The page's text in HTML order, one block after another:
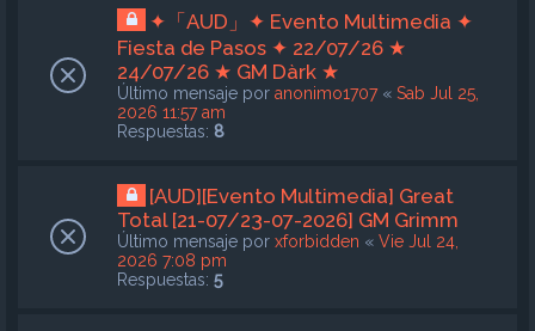
✦「AUD」✦ Evento Multimedia ✦
Fiesta de Pasos ✦ 22/07/26 ★
24/07/26 ★ GM Dàrk ★
Último mensaje por anonimo1707« Sab Jul 25,
2026 11:57 am
Respuestas: 8
[AUD][Evento Multimedia] Great
Total [21-07/23-07-2026] GM Grimm
Último mensaje por xforbidden « Vie Jul 24,
2026 7:08 pm
Respuestas: 5